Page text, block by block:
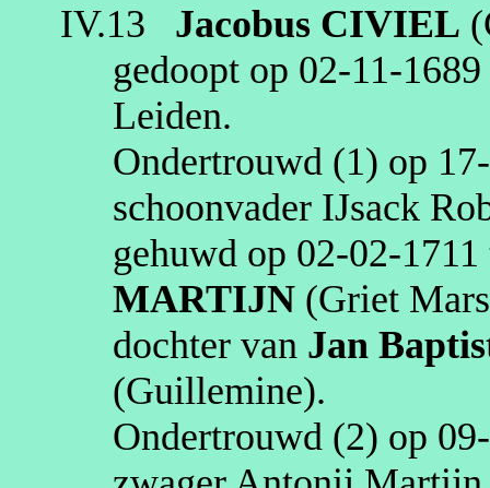
IV.13 Jacobus CIVIEL (
gedoopt op 02‑11‑1689
Leiden.
Ondertrouwd (1) op
schoonvader IJsack
gehuwd op 02‑02‑1711
MARTIJN (Griet
dochter van Jan
(Guillemine).
Ondertrouwd (2) op